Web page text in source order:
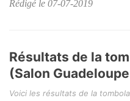
Rédigé le 07-07-2019
Résultats de la
(Salon
Voici les résultats de la